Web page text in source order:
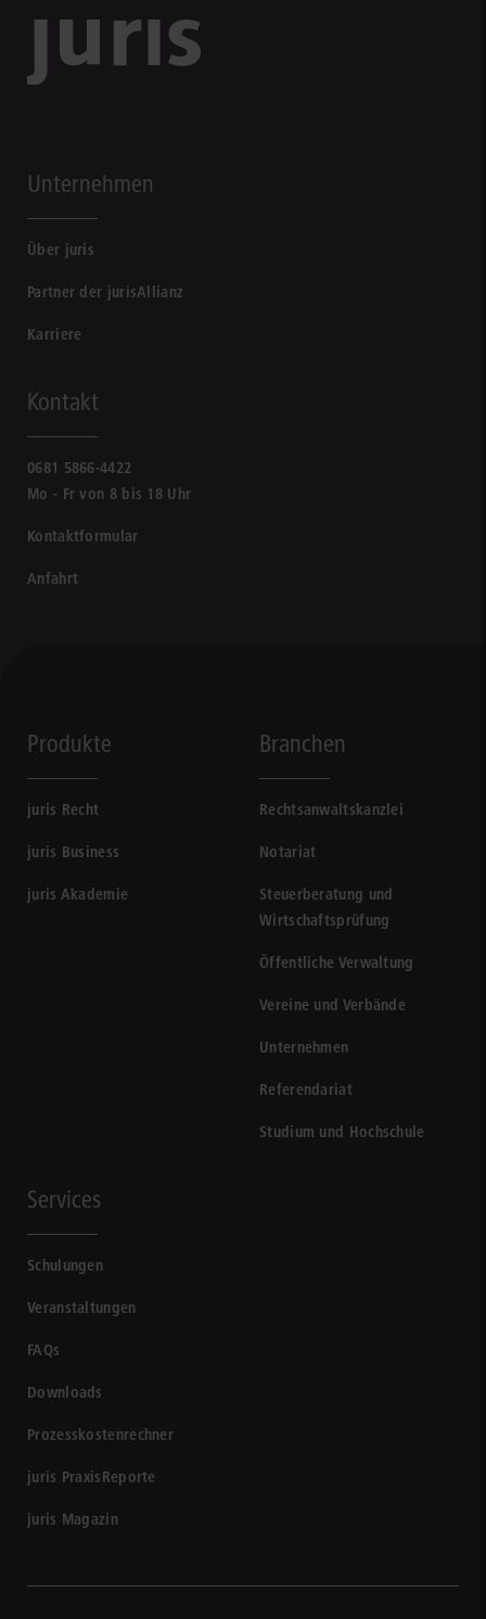
Unternehmen
Über juris
Partner der jurisAllianz
Karriere
Kontakt
0681 5866-4422
Mo - Fr von 8 bis 18 Uhr
Kontaktformular
Anfahrt
Produkte
juris Recht
juris Business
juris Akademie
Branchen
Rechtsanwaltskanzlei
Notariat
Steuerberatung und
Wirtschaftsprüfung
Öffentliche Verwaltung
Vereine und Verbände
Unternehmen
Referendariat
Studium und Hochschule
Services
Schulungen
Veranstaltungen
FAQs
Downloads
Prozesskostenrechner
juris PraxisReporte
juris Magazin